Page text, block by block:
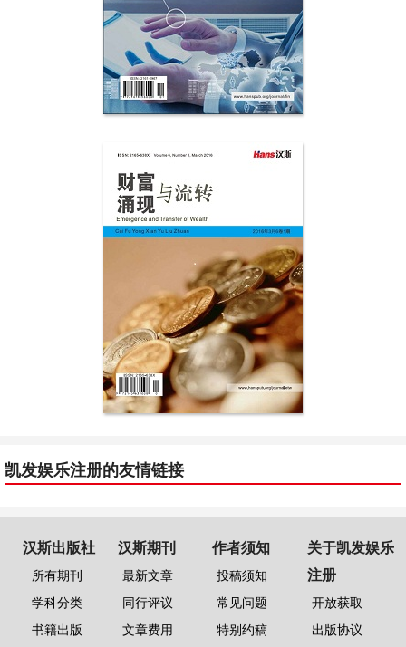
凯发娱乐注册的友情链接
汉斯出版社
所有期刊
学科分类
书籍出版
汉斯期刊
最新文章
同行评议
文章费用
作者须知
投稿须知
常见问题
特别约稿
关于凯发娱乐
注册
开放获取
出版协议